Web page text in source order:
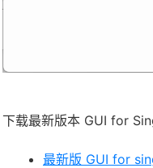
下载最新版本 GUI for
最新版 GUI for